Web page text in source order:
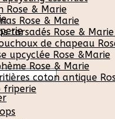
Rose & Marie
Rose & Marie
torsadés Rose &
de chapeau
upcyclée Rose &Marie
Rose & Marie
coton antique
friperie